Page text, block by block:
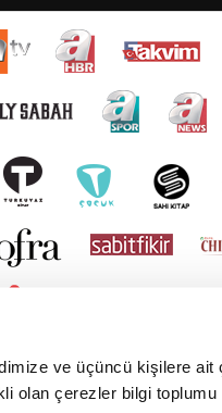
ve üçüncü kişilere ait
olan çerezler bilgi toplumu